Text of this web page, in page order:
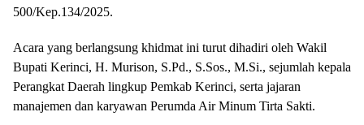
500/Kep.134/2025.
Acara yang berlangsung khidmat ini turut dihadiri oleh Wakil
Bupati Kerinci, H. Murison, S.Pd., S.Sos., M.Si., sejumlah kepala
Perangkat Daerah lingkup Pemkab Kerinci, serta jajaran
manajemen dan karyawan Perumda Air Minum Tirta Sakti.